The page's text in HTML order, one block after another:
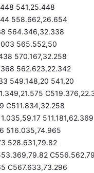
541,25.448
558.662,26.654
564.346,32.338
565.552,50
570.167,32.258
562.623,22.342
549.148,20 541,20
C511.834,32.258
511.181,62.369
516.035,74.965
528.631,79.82
C567.633,73.296